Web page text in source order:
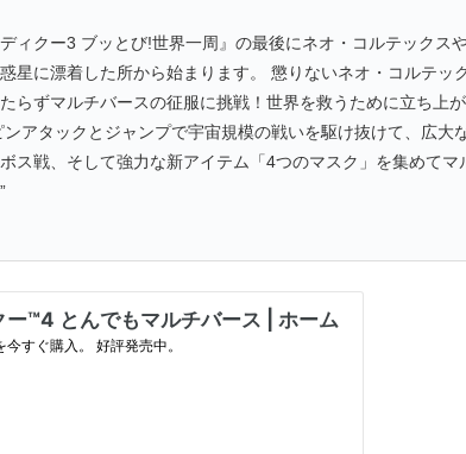
ィクー3 ブッとび!世界一周』の最後にネオ・コルテックス
星に漂着した所から始まります。 懲りないネオ・コルテッ
らずマルチバースの征服に挑戦！世界を救うために立ち上
アタックとジャンプで宇宙規模の戦いを駆け抜けて、広大
ス戦、そして強力な新アイテム「4つのマスク」を集めてマ